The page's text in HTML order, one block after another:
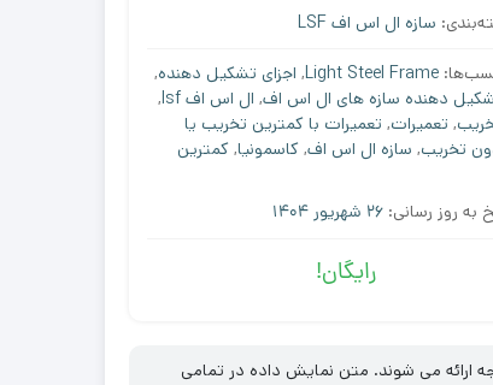
سازه ال اس اف LSF
Light Steel Frame
, اجزای تشکیل دهنده,
دهنده سازه های ال اس اف, ال اس اف lsf
,
, تعمیرات, تعمیرات با کمترین تخریب یا
تخریب, سازه ال اس اف, کاسمونیا, کمترین
به روز رسانی: 26 شهریور 1404
رایگان!
ارائه می شوند. متن نمایش داده در تمامی